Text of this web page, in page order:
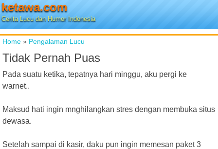
ketawa.com
Cerita Lucu dan Humor Indonesia
Home » Pengalaman Lucu
Tidak Pernah Puas
Pada suatu ketika, tepatnya hari minggu, aku pergi ke
warnet..
Maksud hati ingin mnghilangkan stres dengan membuka situs
dewasa.
Setelah sampai di kasir, daku pun ingin memesan paket 3